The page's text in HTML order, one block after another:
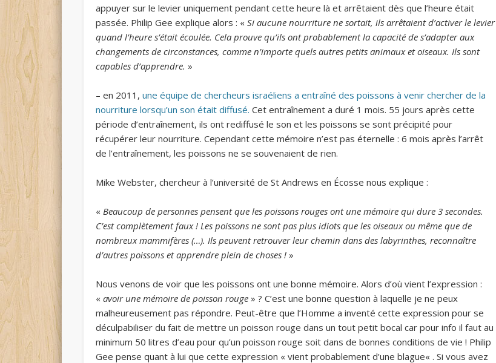
appuyer sur le levier uniquement pendant cette heure là et arrêtaient dès que l’heure était
passée. Philip Gee explique alors : «Si aucune nourriture ne sortait, ils arrêtaient d’activer le levier
quand l’heure s’était écoulée. Cela prouve qu’ils ont probablement la capacité de s’adapter aux
changements de circonstances, comme n’importe quels autres petits animaux et oiseaux. Ils sont
capables d’apprendre. »
– en 2011,une équipe de chercheurs israéliens a entraîné des poissons à venir chercher de la
nourriture lorsqu’un son était diffusé. Cet entraînement a duré 1 mois. 55 jours après cette
période d’entraînement, ils ont rediffusé le son et les poissons se sont précipité pour
récupérer leur nourriture. Cependant cette mémoire n’est pas éternelle : 6 mois après l’arrêt
de l’entraînement, les poissons ne se souvenaient de rien.
Mike Webster, chercheur à l’université de St Andrews en Écosse nous explique :
« Beaucoup de personnes pensent que les poissons rouges ont une mémoire qui dure 3 secondes.
C’est complètement faux ! Les poissons ne sont pas plus idiots que les oiseaux ou même que de
nombreux mammifères (…). Ils peuvent retrouver leur chemin dans des labyrinthes, reconnaître
d’autres poissons et apprendre plein de choses ! »
Nous venons de voir que les poissons ont une bonne mémoire. Alors d’où vient l’expression :
«avoir une mémoire de poisson rouge » ? C’est une bonne question à laquelle je ne peux
malheureusement pas répondre. Peut-être que l’Homme a inventé cette expression pour se
déculpabiliser du fait de mettre un poisson rouge dans un tout petit bocal car pour info il faut au
minimum 50 litres d’eau pour qu’un poisson rouge soit dans de bonnes conditions de vie ! Philip
Gee pense quant à lui que cette expression « vient probablement d’une blague« . Si vous avez